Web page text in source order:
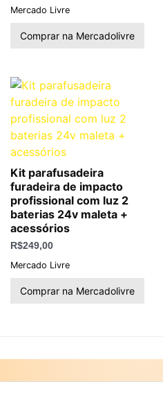
Mercado Livre
Comprar na Mercadolivre
Kit parafusadeira
furadeira de impacto
profissional com luz 2
baterias 24v maleta +
acessórios
R$249,00
Mercado Livre
Comprar na Mercadolivre